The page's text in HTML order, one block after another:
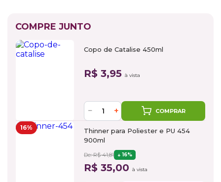
COMPRE JUNTO
Copo de Catalise 450ml
R$ 3,95 à vista
− + COMPRAR
16%
Thinner para Poliester e PU 454
900ml
De: R$ 41,81 16%
R$ 35,00 à vista